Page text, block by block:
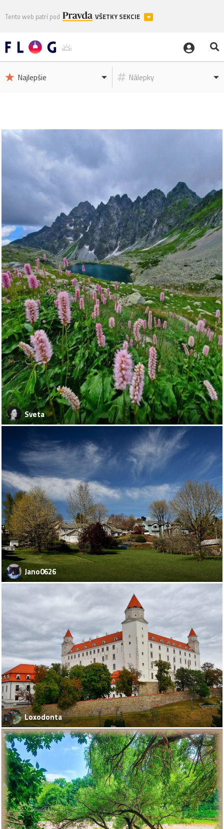
Tento web patrí pod VŠETKY SEKCIE
Najlepšie Nálepky
Sveta
Jano0626
Loxodonta